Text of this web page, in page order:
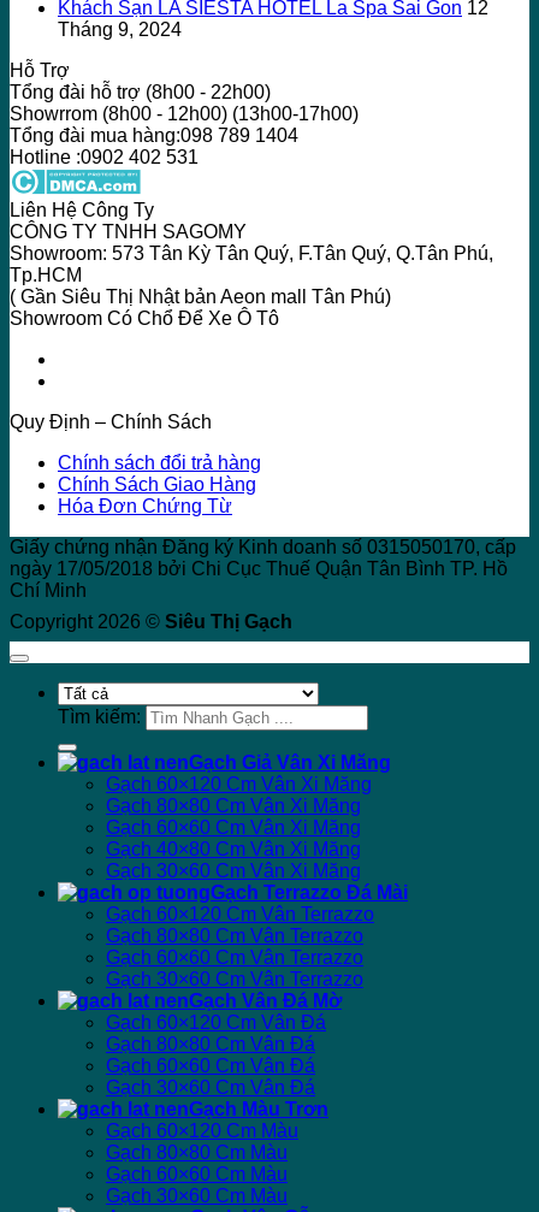
Khách Sạn LA SIESTA HOTEL La Spa Sai Gon 12
Tháng 9, 2024
Hỗ Trợ
Tổng đài hỗ trợ (8h00 - 22h00)
Showrrom (8h00 - 12h00) (13h00-17h00)
Tổng đài mua hàng:098 789 1404
Hotline :0902 402 531
Liên Hệ Công Ty
CÔNG TY TNHH SAGOMY
Showroom: 573 Tân Kỳ Tân Quý, F.Tân Quý, Q.Tân Phú,
Tp.HCM
( Gần Siêu Thị Nhật bản Aeon mall Tân Phú)
Showroom Có Chổ Để Xe Ô Tô
Quy Định – Chính Sách
Chính sách đổi trả hàng
Chính Sách Giao Hàng
Hóa Đơn Chứng Từ
Giấy chứng nhận Đăng ký Kinh doanh số 0315050170, cấp
ngày 17/05/2018 bởi Chi Cục Thuế Quận Tân Bình TP. Hồ
Chí Minh
Copyright 2026 © Siêu Thị Gạch
Tìm kiếm:
Gạch Giả Vân Xi Măng
Gạch 60×120 Cm Vân Xi Măng
Gạch 80×80 Cm Vân Xi Măng
Gạch 60×60 Cm Vân Xi Măng
Gạch 40×80 Cm Vân Xi Măng
Gạch 30×60 Cm Vân Xi Măng
Gạch Terrazzo Đá Mài
Gạch 60×120 Cm Vân Terrazzo
Gạch 80×80 Cm Vân Terrazzo
Gạch 60×60 Cm Vân Terrazzo
Gạch 30×60 Cm Vân Terrazzo
Gạch Vân Đá Mờ
Gạch 60×120 Cm Vân Đá
Gạch 80×80 Cm Vân Đá
Gạch 60×60 Cm Vân Đá
Gạch 30×60 Cm Vân Đá
Gạch Màu Trơn
Gạch 60×120 Cm Màu
Gạch 80×80 Cm Màu
Gạch 60×60 Cm Màu
Gạch 30×60 Cm Màu